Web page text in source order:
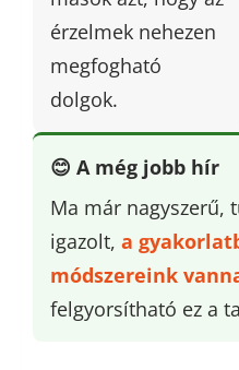
érzelmek nehezen
megfogható
dolgok.
😊 A még jobb hír
Ma már nagyszerű,
igazolt, a
módszereink
felgyorsítható ez a